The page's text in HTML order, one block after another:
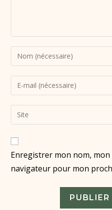
Enregistrer mon nom,
navigateur pour mon